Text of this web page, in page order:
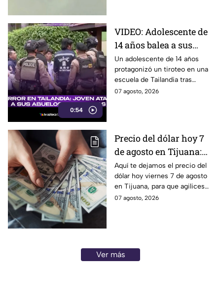
0:54
VIDEO: Adolescente de
14 años balea a sus
abuelos y luego tirotea
su escuela, dejando
siete muertos y 15
heridos
Un adolescente de 14 años
protagonizó un tiroteo en una
escuela de Tailandia tras
presuntamente atacar primero
07 agosto, 2026
Precio del dólar hoy 7
de agosto en Tijuana:
¿sigue perdiendo
fuerza este viernes?
Aquí te dejamos el precio del
dólar hoy viernes 7 de agosto
en Tijuana, para que agilices
tus cambios, compras y
07 agosto, 2026
Ver más